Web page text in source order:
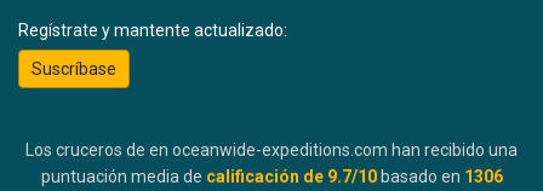
Regístrate y mantente actualizado:
Suscríbase
Los cruceros de en oceanwide-expeditions.com han recibido una
puntuación media de calificación de 9.7/10 basado en 1306